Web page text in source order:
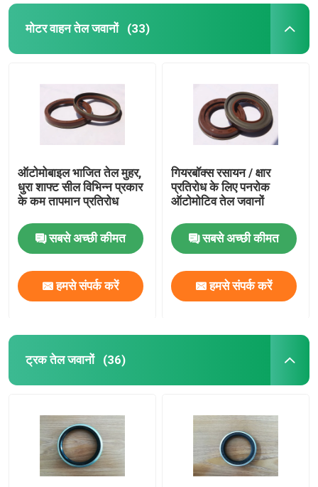
मोटर वाहन तेल जवानों (33)
ऑटोमोबाइल भाजित तेल मुहर,
धुरा शाफ्ट सील विभिन्न प्रकार
के कम तापमान प्रतिरोध
सबसे अच्छी कीमत
हमसे संपर्क करें
गियरबॉक्स रसायन / क्षार
प्रतिरोध के लिए पनरोक
ऑटोमोटिव तेल जवानों
सबसे अच्छी कीमत
हमसे संपर्क करें
ट्रक तेल जवानों (36)